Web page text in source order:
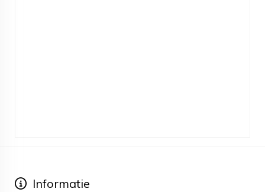
Informatie